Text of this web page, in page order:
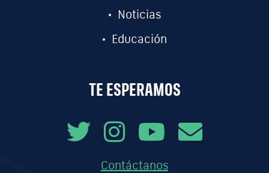
Noticias
Educación
TE ESPERAMOS
Contáctanos